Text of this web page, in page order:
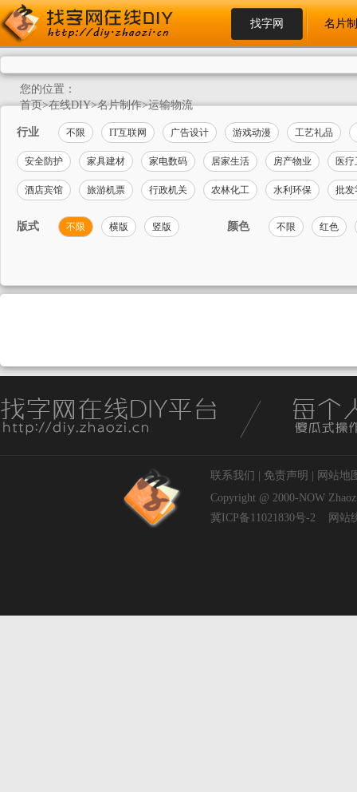
找字网 名片
您的位置：
首页>在线DIY>名片制作>运输物流
行业 不限 IT互联网 广告设计 游戏动漫 工艺礼品
安全防护 家具建材 家电数码 居家生活 房产物业 医
酒店宾馆 旅游机票 行政机关 农林化工 水利环保 批发
版式 不限 横版 竖版 颜色 不限 红色
联系我们 免责声明
网站地
Copyright @ 2000-NOW
冀ICP备11021830号-2
网站